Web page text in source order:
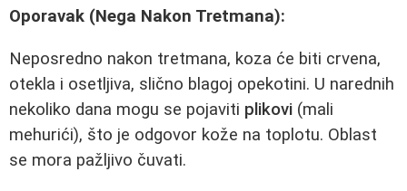
Oporavak (Nega Nakon Tretmana):
Neposredno nakon tretmana, koza će biti crvena,
otekla i osetljiva, slično blagoj opekotini. U narednih
nekoliko dana mogu se pojaviti plikovi (mali
mehurići), što je odgovor kože na toplotu. Oblast
se mora pažljivo čuvati.